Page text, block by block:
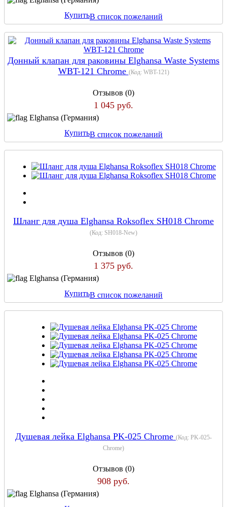
КупитьВ список пожеланий
Донный клапан для раковины Elghansa Waste Systems
WBT-121 Chrome (Код: WBT-121)
Отзывов (0)
1 045 руб.
Elghansa (Германия)
КупитьВ список пожеланий
Шланг для душа Elghansa Roksoflex SH018 Chrome
(Код: SH018-New)
Отзывов (0)
1 375 руб.
Elghansa (Германия)
КупитьВ список пожеланий
Душевая лейка Elghansa PK-025 Chrome (Код: PK-025-
Chrome)
Отзывов (0)
908 руб.
Elghansa (Германия)